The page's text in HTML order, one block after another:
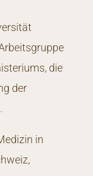
die
der
in